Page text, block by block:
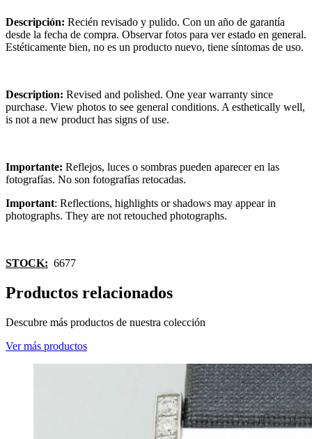
Descripción: Recién revisado y pulido. Con un año de garantía
desde la fecha de compra. Observar fotos para ver estado en general.
Estéticamente bien, no es un producto nuevo, tiene síntomas de uso.
Description: Revised and polished. One year warranty since
purchase. View photos to see general conditions. A esthetically well,
is not a new product has signs of use.
Importante: Reflejos, luces o sombras pueden aparecer en las
fotografías. No son fotografías retocadas.
Important: Reflections, highlights or shadows may appear in
photographs. They are not retouched photographs.
STOCK: 6677
Productos relacionados
Descubre más productos de nuestra colección
Ver más productos